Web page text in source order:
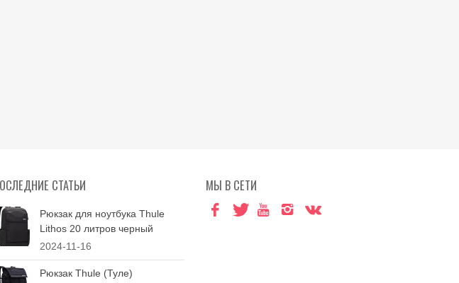
СТАТЬИ
Рюкзак для ноутбука Thule
Lithos 20 литров черный
2024-11-16
Рюкзак Thule (Туле)
МЫ В СЕТИ